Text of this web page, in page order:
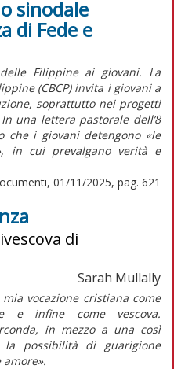
sinodale
di Fede e
Filippine ai giovani. La
(CBCP) invita i giovani a
soprattutto nei progetti
una lettera pastorale dell’8
che i giovani detengono «le
in cui prevalgano verità e
01/11/2025, pag. 621
di
Sarah Mullally
vocazione cristiana come
e infine come vescova.
in mezzo a una così
la possibilità di guarigione